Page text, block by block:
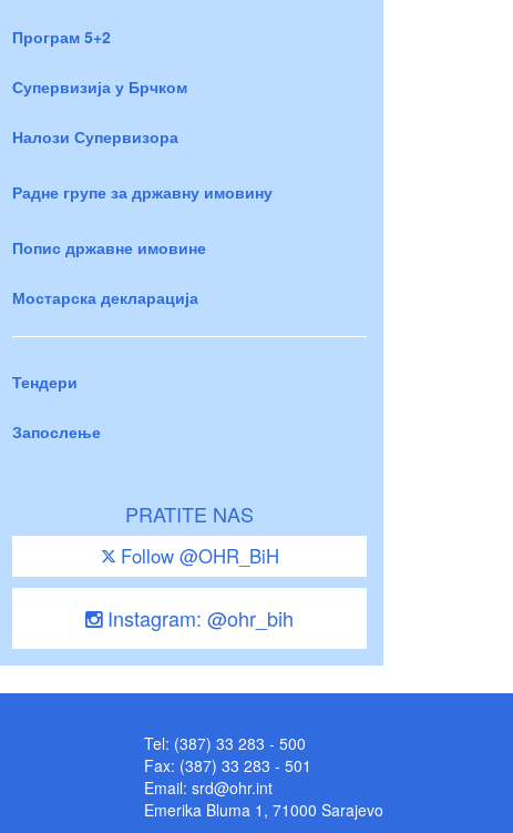
Програм 5+2
Супервизија у Брчком
Налози Супервизора
Радне групе за државну имовину
Попис државне имовине
Мостарска декларација
Тендери
Запослење
PRATITE NAS
Follow @OHR_BiH
Instagram: @ohr_bih
Tel: (387) 33 283 - 500
Fax: (387) 33 283 - 501
Email: srd@ohr.int
Emerika Bluma 1, 71000 Sarajevo